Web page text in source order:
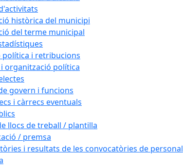
històrica del municipi
del terme municipal
política i retribucions
organització política
govern i funcions
i càrrecs eventuals
llocs de treball / plantilla
/ premsa
i resultats de les convocatòries de personal